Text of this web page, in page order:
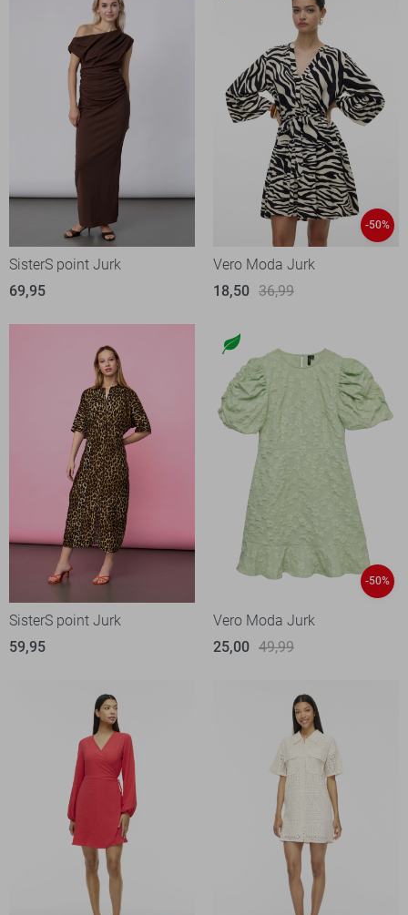
SisterS point Jurk
69,95
-50%
Vero Moda Jurk
18,50 36,99
SisterS point Jurk
59,95
-50%
Vero Moda Jurk
25,00 49,99